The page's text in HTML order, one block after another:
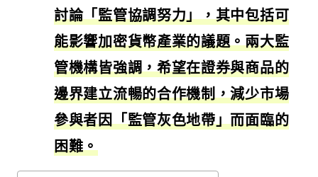
討論「監管協調努力」，其中包括可
能影響加密貨幣產業的議題。兩大監
管機構皆強調，希望在證券與商品的
邊界建立流暢的合作機制，減少市場
參與者因「監管灰色地帶」而面臨的
困難。